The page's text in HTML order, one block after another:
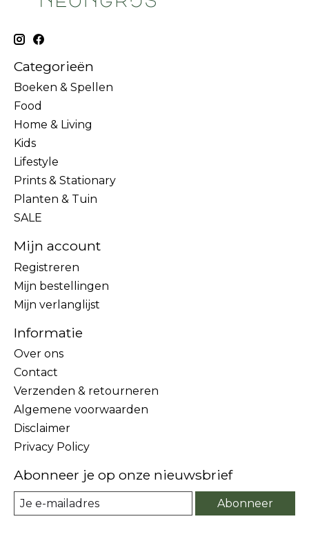
Categorieën
Boeken & Spellen
Food
Home & Living
Kids
Lifestyle
Prints & Stationary
Planten & Tuin
SALE
Mijn account
Registreren
Mijn bestellingen
Mijn verlanglijst
Informatie
Over ons
Contact
Verzenden & retourneren
Algemene voorwaarden
Disclaimer
Privacy Policy
Abonneer je op onze nieuwsbrief
Abonneer